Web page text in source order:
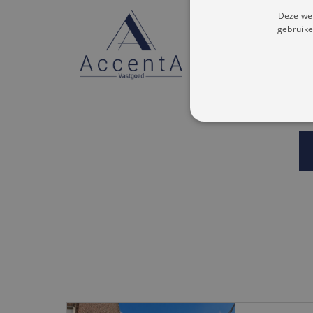
ACCENTA
POLISNR.
BA EN
Deze
STRIKT
NIET-
Strikt noodzakelijke
_GRECAPTCHA